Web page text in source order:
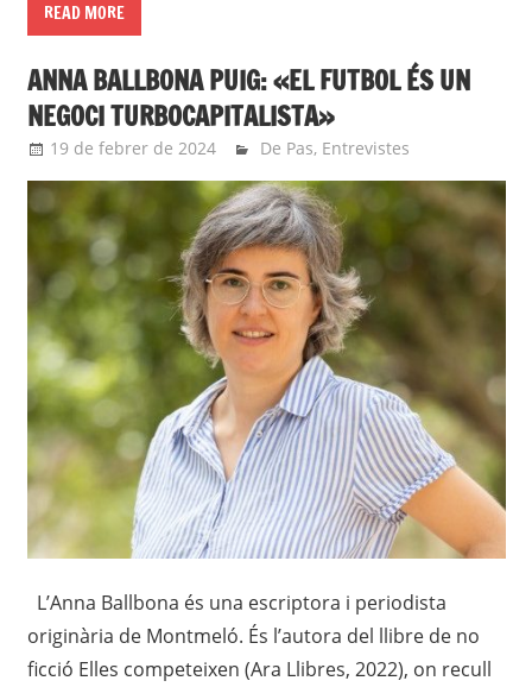
READ MORE
ANNA BALLBONA PUIG: «EL FUTBOL ÉS UN
NEGOCI TURBOCAPITALISTA»
19 de febrer de 2024 roger
De Pas, Entrevistes
L’Anna Ballbona és una escriptora i periodista
originària de Montmeló. És l’autora del llibre de no
ficció Elles competeixen (Ara Llibres, 2022), on recull